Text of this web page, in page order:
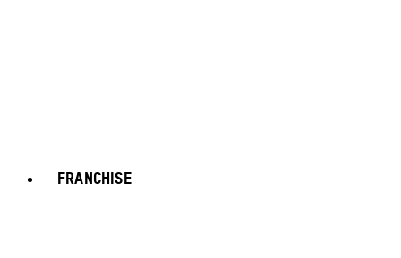
FRANCHISE